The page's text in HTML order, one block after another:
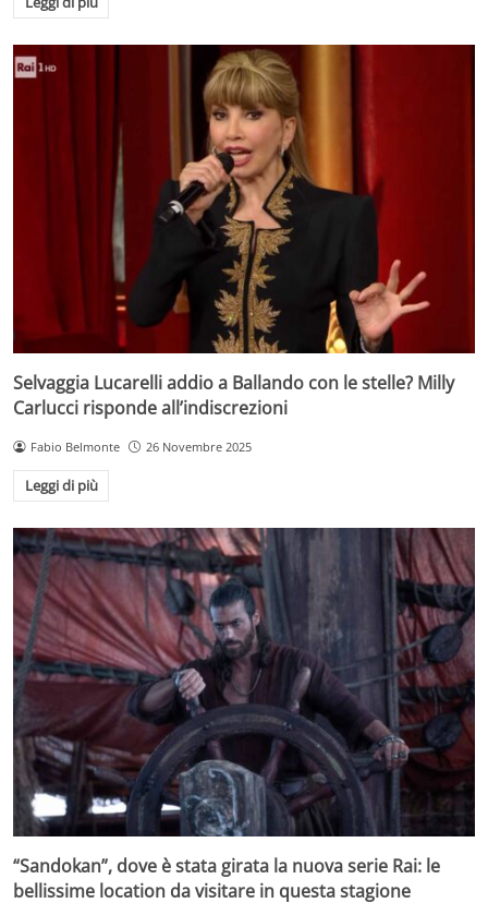
Selvaggia Lucarelli addio a Ballando con le stelle? Milly
Carlucci risponde all’indiscrezioni
Fabio Belmonte 26 Novembre 2025
Leggi di più
“Sandokan”, dove è stata girata la nuova serie Rai: le
bellissime location da visitare in questa stagione